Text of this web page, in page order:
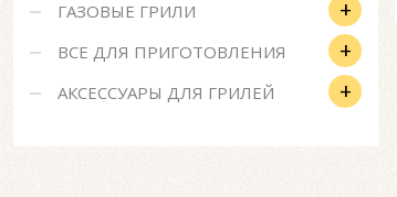
ГАЗОВЫЕ ГРИЛИ +
ВСЕ ДЛЯ ПРИГОТОВЛЕНИЯ +
АКСЕССУАРЫ ДЛЯ ГРИЛЕЙ +